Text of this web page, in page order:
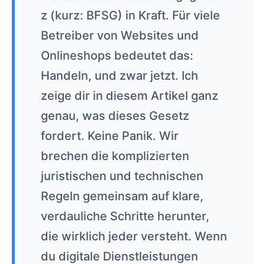
z (kurz: BFSG) in Kraft. Für viele
Betreiber von Websites und
Onlineshops bedeutet das:
Handeln, und zwar jetzt. Ich
zeige dir in diesem Artikel ganz
genau, was dieses Gesetz
fordert. Keine Panik. Wir
brechen die komplizierten
juristischen und technischen
Regeln gemeinsam auf klare,
verdauliche Schritte herunter,
die wirklich jeder versteht. Wenn
du digitale Dienstleistungen